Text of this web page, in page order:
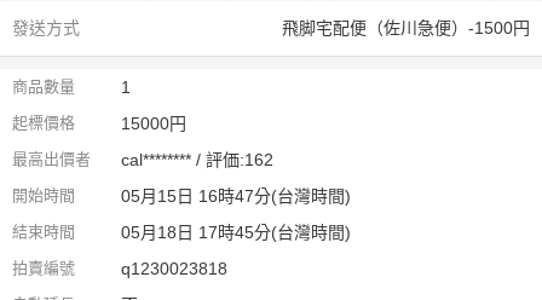
發送方式
飛脚宅配便（佐川急便）-1500円
商品數量 1
起標價格 15000円
最高出價者 cal******** / 評価:162
開始時間 05月15日 16時47分(台灣時間)
結束時間 05月18日 17時45分(台灣時間)
拍賣編號 q1230023818